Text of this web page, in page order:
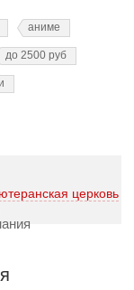
аниме
до 2500 руб
церковь